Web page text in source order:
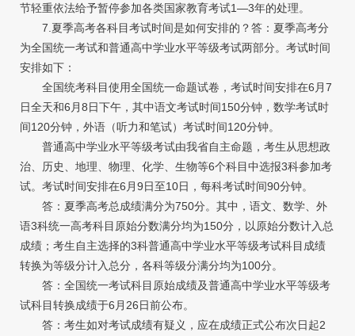
节轻重依法给予暂停参加各类国家教育考试1—3年的处理。
7.夏季高考各科目考试时间是如何安排的？答：夏季高考分
为全国统一考试和普通高中学业水平等级考试两部分。考试时间
安排如下：
全国统考科目使用全国统一命题试卷，考试时间安排在6月7
日全天和6月8日下午，其中语文考试时间150分钟，数学考试时
间120分钟，外语（听力和笔试）考试时间120分钟。
普通高中学业水平等级考试由我省自主命题，考生从思想政
治、历史、地理、物理、化学、生物等6个科目中选报3科参加考
试。考试时间安排在6月9日至10日，每科考试时间90分钟。
答：夏季高考总成绩满分为750分。其中，语文、数学、外
语3科统一高考科目原始分数满分均为150分，以原始分数计入总
成绩；考生自主选择的3科普通高中学业水平等级考试科目成绩
转换为等级分计入总分，各科等级分满分均为100分。
答：全国统一考试科目原始成绩及普通高中学业水平等级考
试科目转换成绩于6月26日前公布。
答：考生如对考试成绩有疑义，应在成绩正式公布次日起2